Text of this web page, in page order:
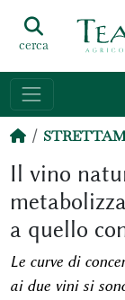
cerca
Il vino
a quello
Le curve di
ai due vini si